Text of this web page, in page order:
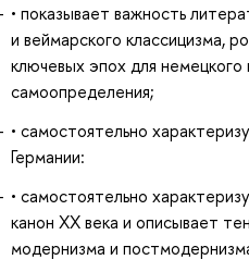
• показывает важность
и веймарского классицизма,
ключевых эпох для немецкого
самоопределения;
• самостоятельно
Германии:
• самостоятельно
канон ХХ века и описывает
модернизма и